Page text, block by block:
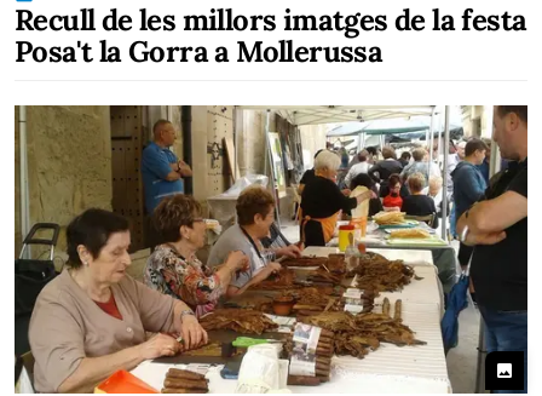
Recull de les millors imatges de la festa
Posa't la Gorra a Mollerussa
photo